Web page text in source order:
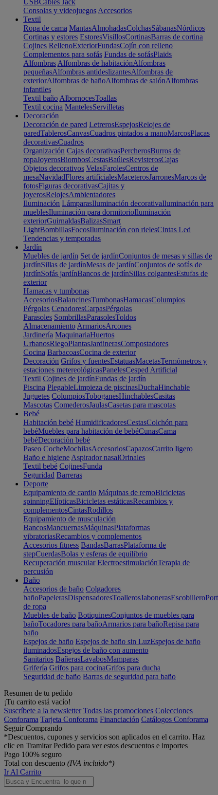
USBCables Jack
Consolas y videojuegos Accesorios
Textil
Ropa de cama MantasAlmohadasColchasSábanasNórdicos
Cortinas y estores EstoresVisillosCortinasBarras de cortina
Cojines RellenoExteriorFundasCojín con relleno
Complementos para sofás Fundas de sofásPlaids
Alfombras Alfombras de habitaciónAlfombras
pequeñasAlfombras antideslizantesAlfombras de
exteriorAlfombras de bañoAlfombras de salónAlfombras
infantiles
Textil baño AlbornocesToallas
Textil cocina MantelesServilletas
Decoración
Decoración de pared LetrerosEspejosRelojes de
paredTablerosCanvasCuadros pintados a manoMarcosPlacas
decorativasCuadros
Organización Cajas decorativasPercherosBurros de
ropaJoyerosBiombosCestasBaúlesRevisterosCajas
Objetos decorativos VelasFarolesCentros de
mesaNavidadFlores artificialesMaceterosJarronesMarcos de
fotosFiguras decorativasCajitas y
joyerosRelojesAmbientadores
Iluminación LámparasIluminación decorativaIluminación para
mueblesIluminación para dormitorioIluminación
exteriorGuirnaldasBalizasSmart
LightBombillasFocosIluminación con rielesCintas Led
Tendencias y temporadas
Jardín
Muebles de jardín Set de jardínConjuntos de mesas y sillas de
jardínSillas de jardínMesas de jardínConjuntos de sofás de
jardínSofás jardínBancos de jardínSillas colgantesEstufas de
exterior
Hamacas y tumbonas
AccesoriosBalancinesTumbonasHamacasColumpios
Pérgolas CenadoresCarpasPérgolas
Parasoles SombrillasParasolesToldos
Almacenamiento ArmariosArcones
Jardinería MaquinariaHuertos
UrbanosRiegoPlantasJardinerasCompostadores
Cocina BarbacoasCocina de exterior
Decoración Grifos y fuentesEstatuasMacetasTermómetros y
estaciones metereológicasPanelesCesped Artificial
Textil Cojines de jardínFundas de jardín
Piscina PlegableLimpieza de piscinasDuchaHinchable
Juguetes ColumpiosToboganesHinchablesCasitas
Mascotas ComederosJaulasCasetas para mascotas
Bebé
Habitación bebé HumidificadoresCestasColchón para
bebéMuebles para habitación de bebéCunasCama
bebéDecoración bebé
Paseo CocheMochilasAccesoriosCapazosCarrito ligero
Baño e higiene Aspirador nasalOrinales
Textil bebé CojinesFunda
Seguridad Barreras
Deporte
Equipamiento de cardio Máquinas de remoBicicletas
spinningElípticasBicicletas estáticasRecambios y
complementosCintasRodillos
Equipamiento de musculación
BancosMancuernasMáquinasPlataformas
vibratoriasRecambios y complementos
Accesorios fitness BandasBarrasPlataforma de
stepCuerdasBolas y esferas de equilibrio
Recuperación muscular ElectroestimulaciónTerapia de
percusión
Baño
Accesorios de baño Colgadores
bañoPapelerasDispensadoresToallerosJabonerasEscobillero
de ropa
Muebles de baño BotiquinesConjuntos de muebles para
bañoTocadores para bañoArmarios para bañoRepisa para
baño
Espejos de baño Espejos de baño sin LuzEspejos de baño
iluminadosEspejos de baño con aumento
Sanitarios BañerasLavabosMamparas
Grifería Grifos para cocinaGrifos para ducha
Seguridad de baño Barras de seguridad para baño
Resumen de tu pedido
¡Tu carrito está vacío!
Suscríbete a la newsletter Todas las promociones Colecciones
Conforama Tarjeta Conforama Financiación Catálogos Conforama
Seguir Comprando
*Descuentos, cupones y servicios son aplicados en el carrito. Haz
clic en Tramitar Pedido para ver estos descuentos e importes
Pago 100% seguro
Total con descuento (IVA incluido*)
Ir Al Carrito